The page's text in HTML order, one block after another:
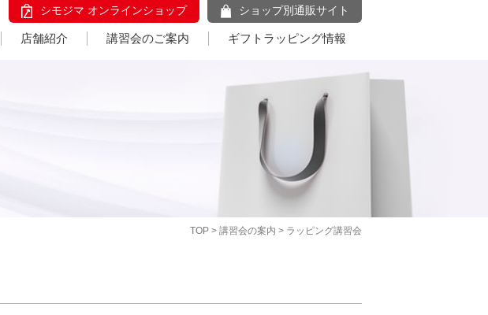
シモジマ オンラインショップ ショップ別通販サイト
店舗紹介 講習会のご案内 ギフトラッピング情報
TOP > 講習会の案内 > ラッピング講習会